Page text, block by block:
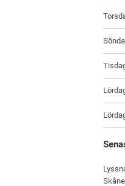
Skåne